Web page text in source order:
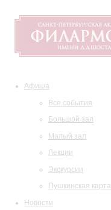
Афиша
Все события
Большой зал
Малый зал
Лекции
Экскурсии
Пушкинская карта
Новости